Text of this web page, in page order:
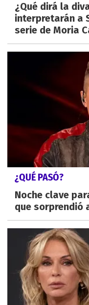
¿Qué dirá la
interpretarán a
serie de Moria
¿QUÉ PASÓ?
Noche clave
que sorprendió